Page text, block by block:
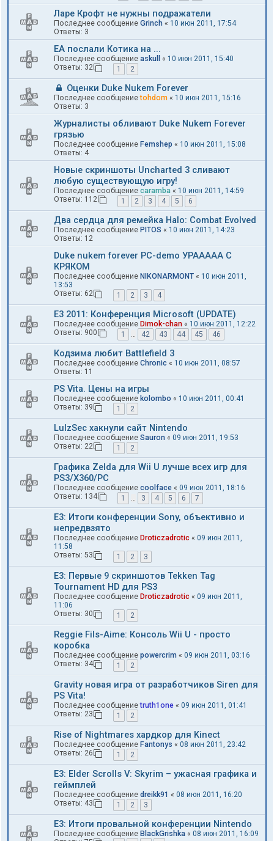
Ларе Крофт не нужны подражатели
Последнее сообщение Grinch « 10 июн 2011, 17:54
Ответы: 3
EA послали Котика на ...
Последнее сообщение askull « 10 июн 2011, 15:40
Ответы: 32 1 2
Оценки Duke Nukem Forever
Последнее сообщениеtohdom « 10 июн 2011, 15:16
Ответы: 3
Журналисты обливают Duke Nukem Forever
грязью
Последнее сообщение Femshep « 10 июн 2011, 15:08
Ответы: 4
Новые скриншоты Uncharted 3 сливают
любую существующую игру!
Последнее сообщение caramba « 10 июн 2011, 14:59
Ответы: 112 1 2 3 4 5 6
Два сердца для ремейка Halo: Combat Evolved
Последнее сообщение PITOS « 10 июн 2011, 14:23
Ответы: 12
Duke nukem forever PC-demo УРААААА С
КРЯКОМ
Последнее сообщение NIKONARMONT « 10 июн 2011,
13:53
Ответы: 62 1 2 3 4
E3 2011: Конференция Microsoft (UPDATE)
Последнее сообщение Dimok-chan « 10 июн 2011, 12:22
Ответы: 900 1 … 42 43 44 45 46
Кодзима любит Battlefield 3
Последнее сообщение Chronic « 10 июн 2011, 08:57
Ответы: 11
PS Vita. Цены на игры
Последнее сообщение kolombo « 10 июн 2011, 00:41
Ответы: 39 1 2
LulzSec хакнули сайт Nintendo
Последнее сообщение Sauron « 09 июн 2011, 19:53
Ответы: 22 1 2
Графика Zelda для Wii U лучше всех игр для
PS3/X360/PC
Последнее сообщение coolface « 09 июн 2011, 18:16
Ответы: 134 1 … 3 4 5 6 7
E3: Итоги конференции Sony, объективно и
непредвзято
Последнее сообщение Droticzadrotic « 09 июн 2011,
11:58
Ответы: 53 1 2 3
E3: Первые 9 скриншотов Tekken Tag
Tournament HD для PS3
Последнее сообщение Droticzadrotic « 09 июн 2011,
11:06
Ответы: 30 1 2
Reggie Fils-Aime: Консоль Wii U - просто
коробка
Последнее сообщение powercrim « 09 июн 2011, 03:16
Ответы: 34 1 2
Gravity новая игра от разработчиков Siren для
PS Vita!
Последнее сообщениеtruth1one « 09 июн 2011, 01:41
Ответы: 23 1 2
Rise of Nightmares хардкор для Kinect
Последнее сообщение Fantonys « 08 июн 2011, 23:42
Ответы: 26 1 2
E3: Elder Scrolls V: Skyrim – ужасная графика и
геймплей
Последнее сообщение dreikk91 « 08 июн 2011, 16:20
Ответы: 43 1 2 3
E3: Итоги провальной конференции Nintendo
Последнее сообщение BlackGrishka « 08 июн 2011, 16:09